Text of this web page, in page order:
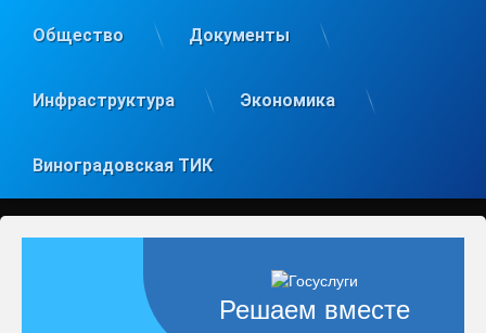
Общество Документы
Инфраструктура Экономика
Виноградовская ТИК
Решаем вместе